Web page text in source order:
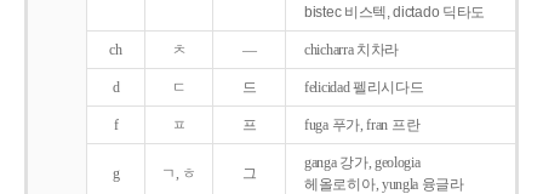
bistec 비스텍, dictado 딕타도
ch ㅊ ― chicharra 치차라
d ㄷ 드 felicidad 펠리시다드
f ㅍ 프 fuga 푸가, fran 프란
g ㄱ, ㅎ 그
ganga 강가, geologia
헤올로히아, yungla 융글라